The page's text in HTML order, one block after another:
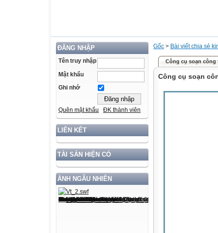
ĐĂNG NHẬP
Tên truy nhập
Mật khẩu
Ghi nhớ
Quên mật khẩu ĐK thành viên
LIÊN KẾT
TÀI SẢN HIỆN CÓ
ẢNH NGẪU NHIÊN
Gốc > Bài viết chia sẻ
Công cụ soạn
Công cụ soạn